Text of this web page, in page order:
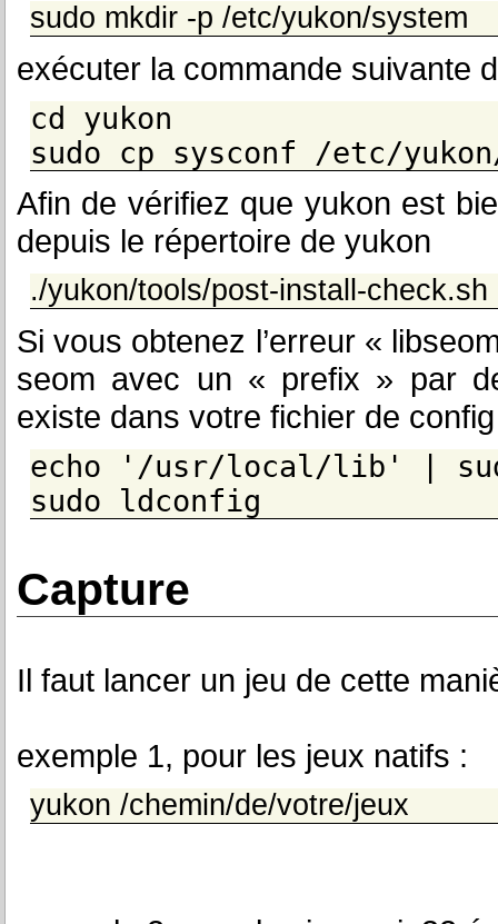
sudo mkdir -p /etc/yukon/system
exécuter la commande suivante
cd yukon
sudo cp sysconf /etc/
Afin de vérifiez que yukon est
depuis le répertoire de yukon
./yukon/tools/post-install-check.sh
Si vous obtenez l’erreur «
seom avec un « prefix » par
existe dans votre fichier de
echo '/usr/local/lib' |
sudo ldconfig
Capture
Il faut lancer un jeu de cette
exemple 1, pour les jeux natifs :
yukon /chemin/de/votre/jeux